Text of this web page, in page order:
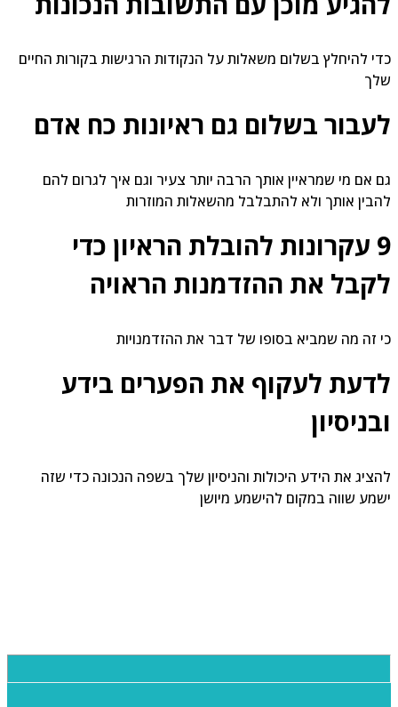
להיחלץ בשלום משאלות על הנקודות הרגישות בקורות החיים
בשלום גם ראיונות כח אדם
אם מי שמראיין אותך הרבה יותר צעיר וגם איך לגרום להם
אותך ולא להתבלבל מהשאלות המוזרות
9 עקרונות להובלת הראיון כדי
את ההזדמנות הראויה
זה מה שמביא בסופו של דבר את ההזדמנויות
לעקוף את הפערים בידע
את הידע היכולות והניסיון שלך בשפה הנכונה כדי שזה
שווה במקום להישמע מיושן